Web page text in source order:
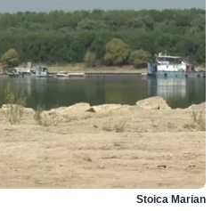
Stoica Marian